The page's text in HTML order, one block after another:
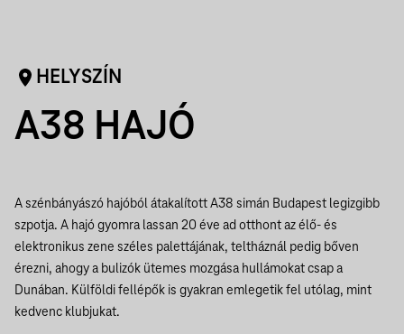
HELYSZÍN
A38 HAJÓ
A szénbányászó hajóból átakalított A38 simán Budapest legizgibb
szpotja. A hajó gyomra lassan 20 éve ad otthont az élő- és
elektronikus zene széles palettájának, teltháznál pedig bőven
érezni, ahogy a bulizók ütemes mozgása hullámokat csap a
Dunában. Külföldi fellépők is gyakran emlegetik fel utólag, mint
kedvenc klubjukat.